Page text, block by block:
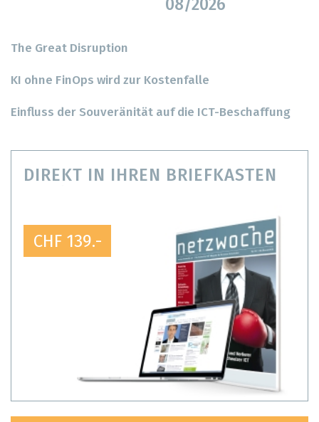
08/2026
The Great Disruption
KI ohne FinOps wird zur Kostenfalle
Einfluss der Souveränität auf die ICT-Beschaffung
DIREKT IN IHREN BRIEFKASTEN
CHF 139.-